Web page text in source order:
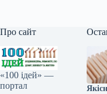
Про сайт
«100 ідей» —
портал